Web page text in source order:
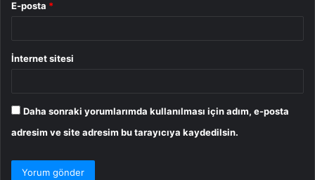
E-posta *
İnternet sitesi
Daha sonraki yorumlarımda kullanılması için adım, e-posta
adresim ve site adresim bu tarayıcıya kaydedilsin.